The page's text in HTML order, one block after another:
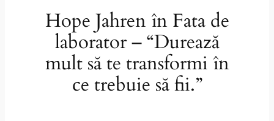
Hope Jahren în Fata de
laborator – “Durează
mult să te transformi în
ce trebuie să fii.”